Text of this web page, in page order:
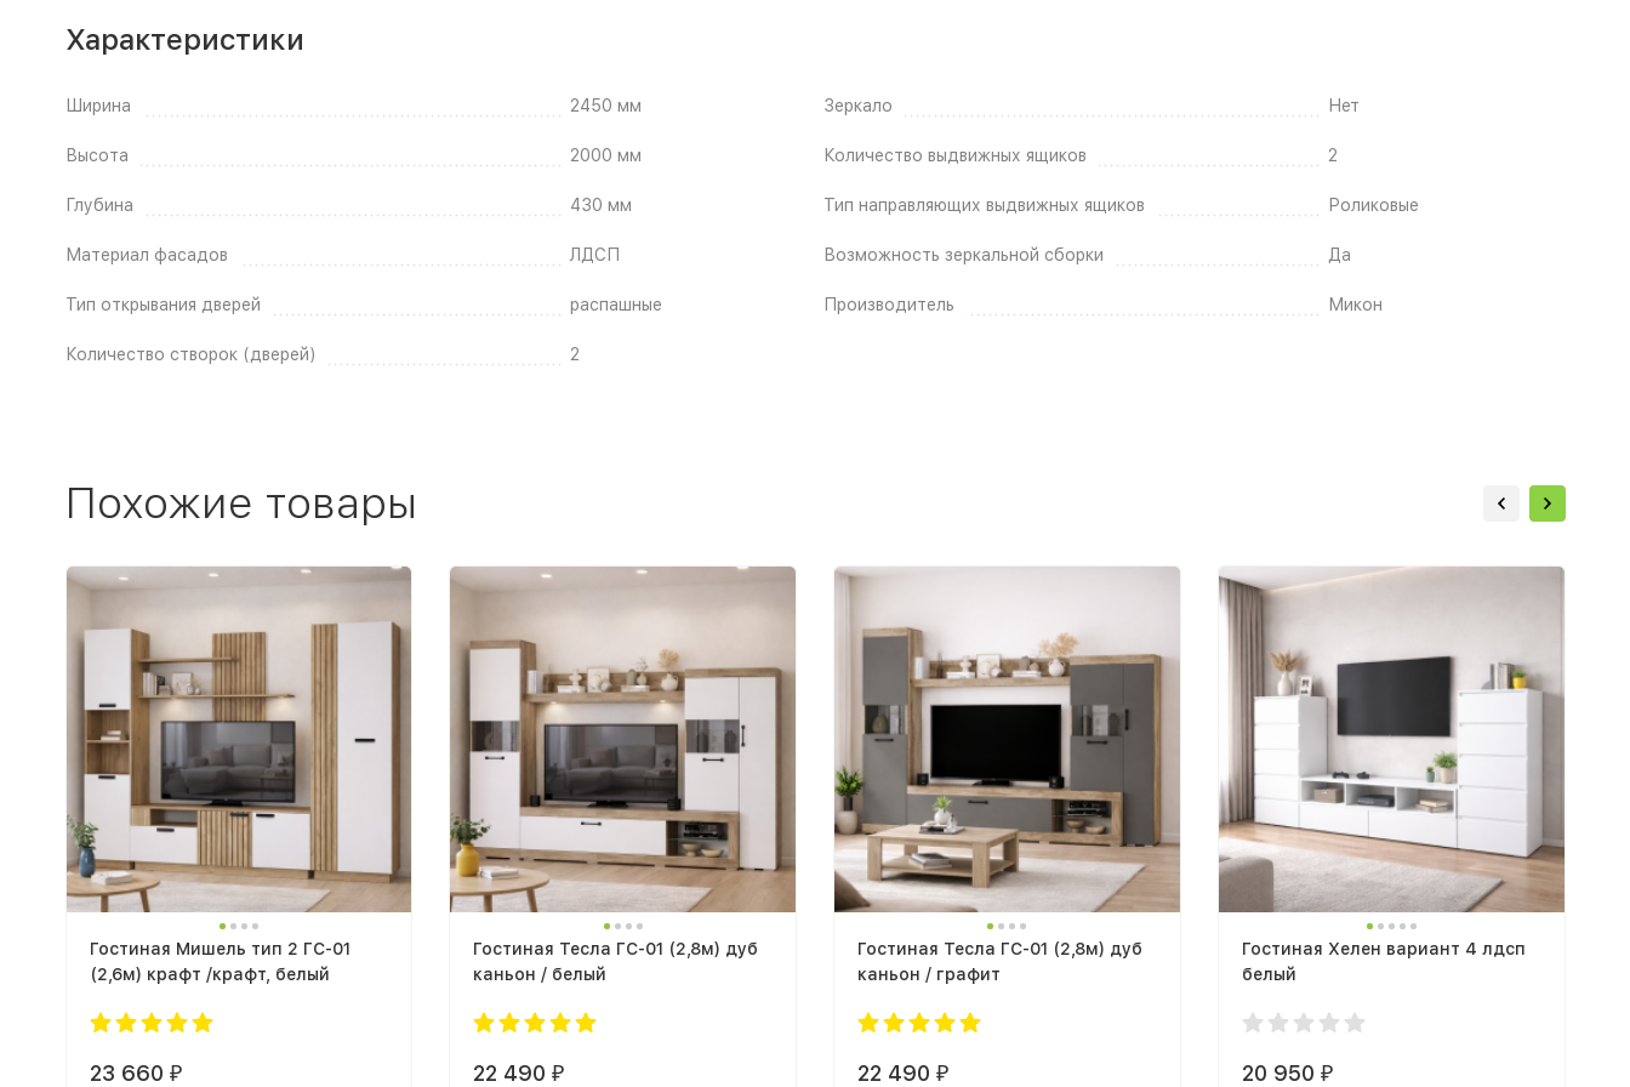
Характеристики
Ширина 2450 мм
Высота 2000 мм
Глубина 430 мм
Материал фасадов ЛДСП
Тип открывания дверей распашные
Количество створок (дверей) 2
Зеркало Нет
Количество выдвижных ящиков 2
Тип направляющих выдвижных ящиков Роликовые
Возможность зеркальной сборки Да
Производитель Микон
Похожие товары
Гостиная Мишель тип 2 ГС-01
(2,6м) крафт /крафт, белый
23 660 ₽
Гостиная Тесла ГС-01 (2,8м) дуб
каньон / белый
22 490₽
Гостиная Тесла ГС-01 (2,8м) дуб
каньон / графит
22 490 ₽
Гостиная Хелен вариант 4 лдсп
белый
20 950 ₽